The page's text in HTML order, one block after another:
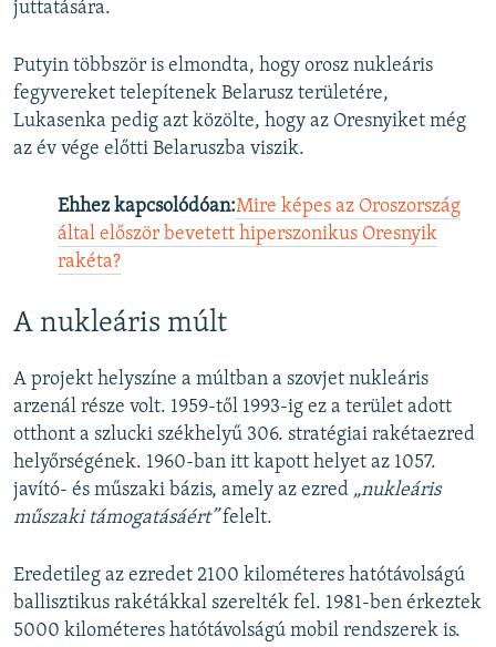
juttatására.
Putyin többször is elmondta, hogy orosz nukleáris
fegyvereket telepítenek Belarusz területére,
Lukasenka pedig azt közölte, hogy az Oresnyiket még
az év vége előtti Belaruszba viszik.
Ehhez kapcsolódóan:Mire képes az Oroszország
által először bevetett hiperszonikus Oresnyik
rakéta?
A nukleáris múlt
A projekt helyszíne a múltban a szovjet nukleáris
arzenál része volt. 1959-től 1993-ig ez a terület adott
otthont a szlucki székhelyű 306. stratégiai rakétaezred
helyőrségének. 1960-ban itt kapott helyet az 1057.
javító- és műszaki bázis, amely az ezred „nukleáris
műszaki támogatásáért”felelt.
Eredetileg az ezredet 2100 kilométeres hatótávolságú
ballisztikus rakétákkal szerelték fel. 1981-ben érkeztek
5000 kilométeres hatótávolságú mobil rendszerek is.